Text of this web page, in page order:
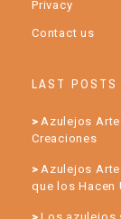
Privacy
Contact us
LAST POSTS
Azulejos
Creaciones
Azulejos
que los Hacen